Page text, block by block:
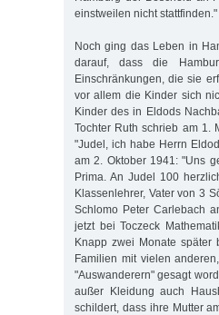
einstweilen nicht stattfinden."
Noch ging das Leben in
darauf, dass die
Einschränkungen, die sie
vor allem die Kinder sich
Kinder des in Eldods
Tochter Ruth schrieb am 1.
"Judel, ich habe Herrn
am 2. Oktober 1941: "Uns
Prima. An Judel 100
Klassenlehrer, Vater von 3
Schlomo Peter Carlebach
jetzt bei Toczeck
Knapp zwei Monate später
Familien mit vielen
"Auswanderern" gesagt
außer Kleidung auch
schildert, dass ihre Mutter